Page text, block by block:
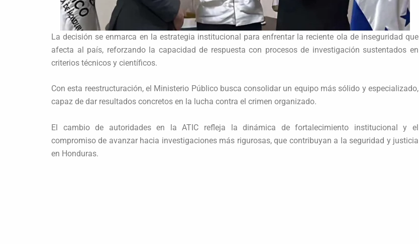
La decisión se enmarca en la estrategia institucional para enfrentar la reciente ola de inseguridad que
afecta al país, reforzando la capacidad de respuesta con procesos de investigación sustentados en
criterios técnicos y científicos.
Con esta reestructuración, el Ministerio Público busca consolidar un equipo más sólido y especializado,
capaz de dar resultados concretos en la lucha contra el crimen organizado.
El cambio de autoridades en la ATIC refleja la dinámica de fortalecimiento institucional y el
compromiso de avanzar hacia investigaciones más rigurosas, que contribuyan a la seguridad y justicia
en Honduras.